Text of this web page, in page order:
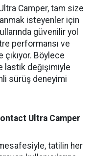
Camper, tam size
isteyenler için
güvenilir yol
performansı ve
Böylece
lastik değişimiyle
sürüş deneyimi
Ultra Camper
tatilin her